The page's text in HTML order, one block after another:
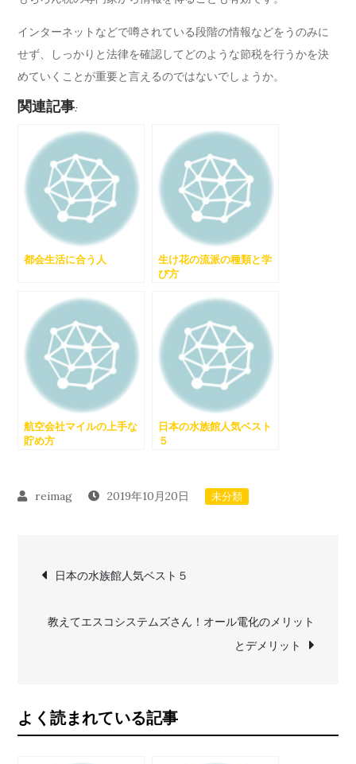
インターネットなどで噂されている段階の情報などをうのみに
せず、しっかりと法律を確認してどのような節税を行うかを決
めていくことが重要と言えるのではないでしょうか。
関連記事:
都会生活に合う人
生け花の流派の種類と学
び方
航空会社マイルの上手な
貯め方
日本の水族館人気ベスト
５
2019年10月20日 未分類
投
稿
ビ
ゲ
日本の水族館人気ベスト５
教えてエスコシステムズさん！オール電化のメリット
とデメリット
よく読まれている記事